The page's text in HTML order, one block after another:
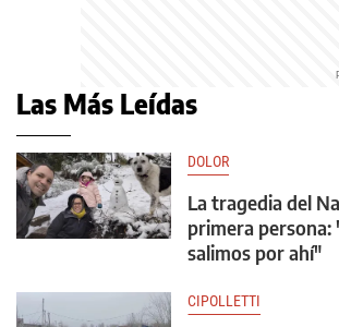
Las Más Leídas
DOLOR
La tragedia del
primera persona:
salimos por ahí"
CIPOLLETTI